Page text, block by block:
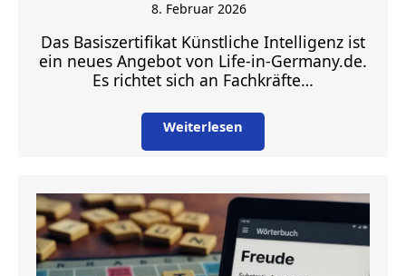
8. Februar 2026
Das Basiszertifikat Künstliche Intelligenz ist
ein neues Angebot von Life-in-Germany.de.
Es richtet sich an Fachkräfte…
Weiterlesen